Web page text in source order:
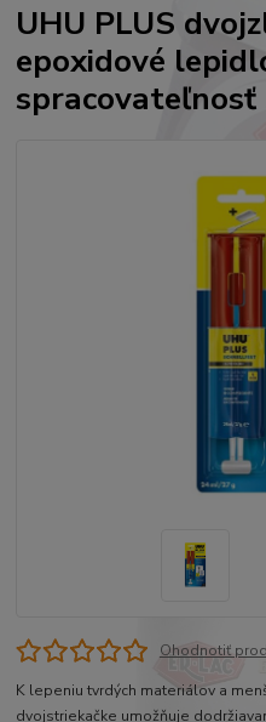
UHU PLUS
epoxidové
Ohodnotiť
K lepeniu tvrdých materiálov a
dvojstriekačke umožňuje